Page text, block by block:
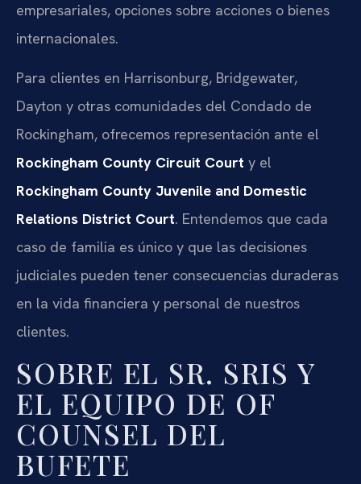
empresariales, opciones sobre acciones o bienes
internacionales.
Para clientes en Harrisonburg, Bridgewater,
Dayton y otras comunidades del Condado de
Rockingham, ofrecemos representación ante el
Rockingham County Circuit Court y el
Rockingham County Juvenile and Domestic
Relations District Court. Entendemos que cada
caso de familia es único y que las decisiones
judiciales pueden tener consecuencias duraderas
en la vida financiera y personal de nuestros
clientes.
SOBRE EL SR. SRIS Y
EL EQUIPO DE OF
COUNSEL DEL
BUFETE